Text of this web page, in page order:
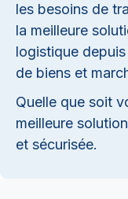
les besoins de
la meilleure
logistique
de biens et
Quelle que soit
meilleure
et sécurisée.